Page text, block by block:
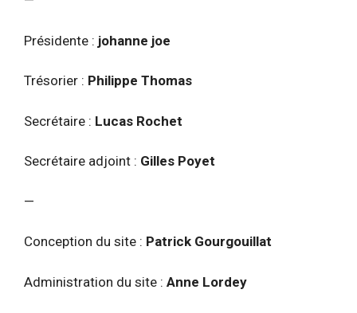
Présidente : johanne joe
Trésorier : Philippe Thomas
Secrétaire : Lucas Rochet
Secrétaire adjoint : Gilles Poyet
—
Conception du site : Patrick Gourgouillat
Administration du site : Anne Lordey